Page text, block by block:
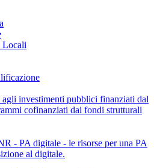
Locali
agli investimenti pubblici finanziati dal
cofinanziati dai fondi strutturali
- PA digitale - le risorse per una PA
al digitale.